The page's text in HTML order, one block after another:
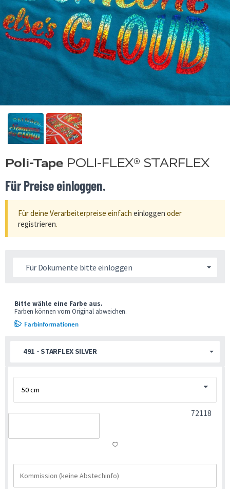
Poli-Tape POLI-FLEX® STARFLEX
Für Preise einloggen.
Für deine Verarbeiterpreise einfach einloggen oder
registrieren.
Für Dokumente bitte einloggen
491 - STARFLEX SILVER
Bitte wähle eine Farbe aus.
Farben können vom Original abweichen.
Farbinformationen
72118